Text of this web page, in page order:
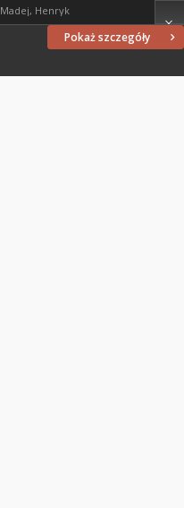
Pokaż szczegóły
Madej, Henryk